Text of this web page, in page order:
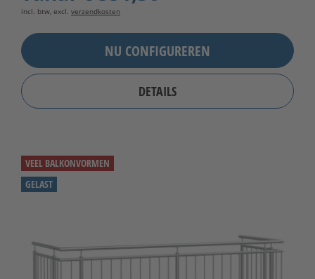
incl. btw, excl. verzendkosten
NU CONFIGUREREN
DETAILS
VEEL BALKONVORMEN
GELAST